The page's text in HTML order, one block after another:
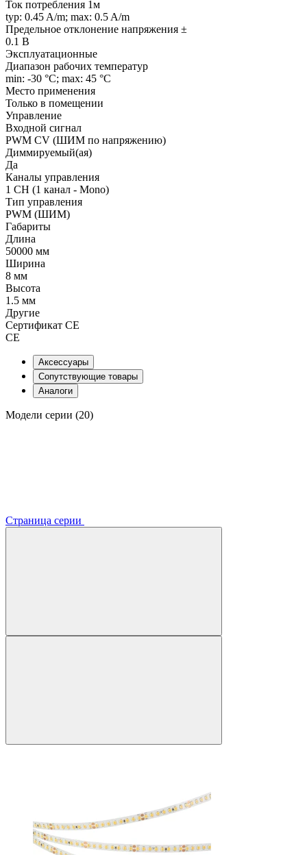
Ток потребления 1м
typ: 0.45 A/m; max: 0.5 A/m
Предельное отклонение напряжения ±
0.1 В
Эксплуатационные
Диапазон рабочих температур
min: -30 °C; max: 45 °C
Место применения
Только в помещении
Управление
Входной сигнал
PWM СV (ШИМ по напряжению)
Диммируемый(ая)
Да
Каналы управления
1 CH (1 канал - Mono)
Тип управления
PWM (ШИМ)
Габариты
Длина
50000 мм
Ширина
8 мм
Высота
1.5 мм
Другие
Сертификат CE
CE
Аксессуары
Сопутствующие товары
Аналоги
Модели серии (20)
Страница серии